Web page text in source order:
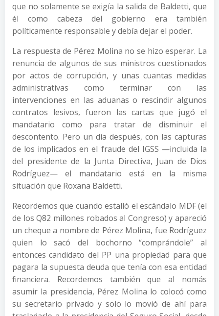
que no solamente se exigía la salida de Baldetti, que
él como cabeza del gobierno era también
políticamente responsable y debía dejar el poder.
La respuesta de Pérez Molina no se hizo esperar. La
renuncia de algunos de sus ministros cuestionados
por actos de corrupción, y unas cuantas medidas
administrativas como terminar con las
intervenciones en las aduanas o rescindir algunos
contratos lesivos, fueron las cartas que jugó el
mandatario como para tratar de disminuir el
descontento. Pero un día después, con las capturas
de los implicados en el fraude del IGSS —incluida la
del presidente de la Junta Directiva, Juan de Dios
Rodríguez— el mandatario está en la misma
situación que Roxana Baldetti.
Recordemos que cuando estalló el escándalo MDF (el
de los Q82 millones robados al Congreso) y apareció
un cheque a nombre de Pérez Molina, fue Rodríguez
quien lo sacó del bochorno “comprándole” al
entonces candidato del PP una propiedad para que
pagara la supuesta deuda que tenía con esa entidad
financiera. Recordemos también que al nomás
asumir la presidencia, Pérez Molina lo colocó como
su secretario privado y solo lo movió de ahí para